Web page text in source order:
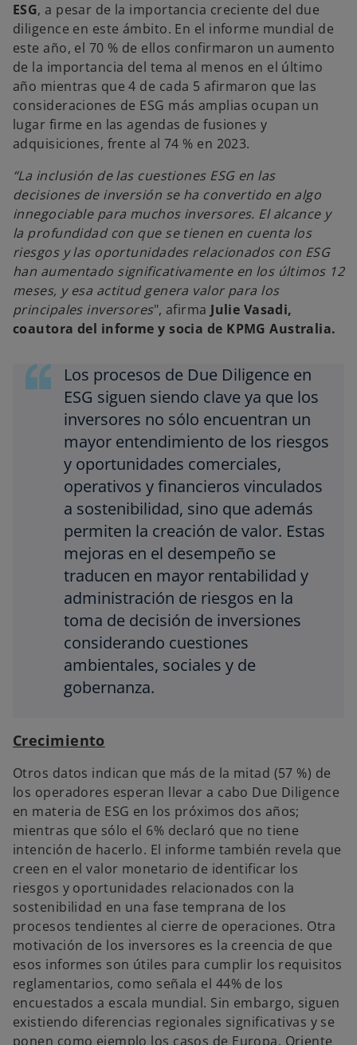
ESG, a pesar de la importancia creciente del due
diligence en este ámbito. En el informe mundial de
este año, el 70 % de ellos confirmaron un aumento
de la importancia del tema al menos en el último
año mientras que 4 de cada 5 afirmaron que las
consideraciones de ESG más amplias ocupan un
lugar firme en las agendas de fusiones y
adquisiciones, frente al 74 % en 2023.
“La inclusión de las cuestiones ESG en las
decisiones de inversión se ha convertido en algo
innegociable para muchos inversores. El alcance y
la profundidad con que se tienen en cuenta los
riesgos y las oportunidades relacionados con ESG
han aumentado significativamente en los últimos 12
meses, y esa actitud genera valor para los
principales inversores", afirma Julie Vasadi,
coautora del informe y socia de KPMG Australia.
Los procesos de Due Diligence en
ESG siguen siendo clave ya que los
inversores no sólo encuentran un
mayor entendimiento de los riesgos
y oportunidades comerciales,
operativos y financieros vinculados
a sostenibilidad, sino que además
permiten la creación de valor. Estas
mejoras en el desempeño se
traducen en mayor rentabilidad y
administración de riesgos en la
toma de decisión de inversiones
considerando cuestiones
ambientales, sociales y de
gobernanza.
Crecimiento
Otros datos indican que más de la mitad (57 %) de
los operadores esperan llevar a cabo Due Diligence
en materia de ESG en los próximos dos años;
mientras que sólo el 6% declaró que no tiene
intención de hacerlo. El informe también revela que
creen en el valor monetario de identificar los
riesgos y oportunidades relacionados con la
sostenibilidad en una fase temprana de los
procesos tendientes al cierre de operaciones. Otra
motivación de los inversores es la creencia de que
esos informes son útiles para cumplir los requisitos
reglamentarios, como señala el 44% de los
encuestados a escala mundial. Sin embargo, siguen
existiendo diferencias regionales significativas y se
ponen como ejemplo los casos de Europa, Oriente